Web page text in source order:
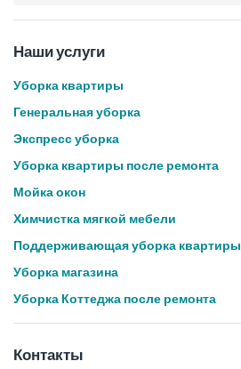
Наши услуги
Уборка квартиры
Генеральная уборка
Экспресс уборка
Уборка квартиры после ремонта
Мойка окон
Химчистка мягкой мебели
Поддерживающая уборка квартиры
Уборка магазина
Уборка Коттеджа после ремонта
Контакты